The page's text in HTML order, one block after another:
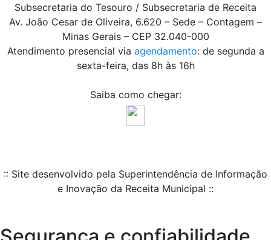
Subsecretaria do Tesouro / Subsecretaria de Receita
Av. João Cesar de Oliveira, 6.620 – Sede – Contagem –
Minas Gerais – CEP 32.040-000
Atendimento presencial via agendamento: de segunda a
sexta-feira, das 8h às 16h
Saiba como chegar:
:: Site desenvolvido pela Superintendência de Informação
e Inovação da Receita Municipal ::